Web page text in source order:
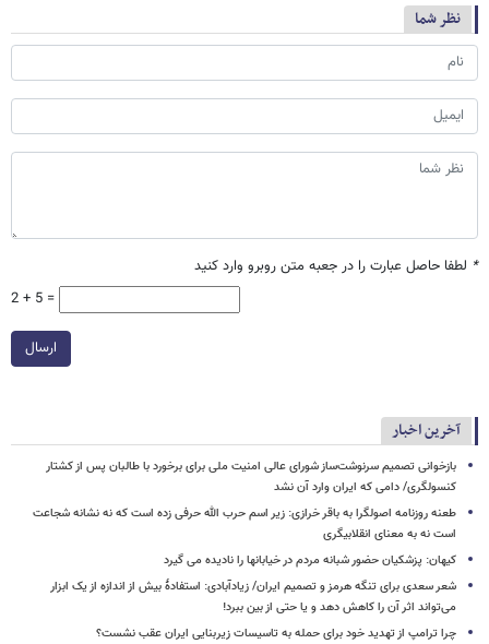
نظر شما
* لطفا حاصل عبارت را در جعبه متن روبرو وارد کنید
2 + 5 =
ارسال
آخرین اخبار
بازخوانی تصمیم سرنوشت‌ساز شورای عالی امنیت ملی برای برخورد با طالبان پس از کشتار
کنسولگری/ دامی که ایران وارد آن نشد
طعنه روزنامه اصولگرا به باقر خرازی: زیر اسم حرب الله حرفی زده است که نه نشانه شجاعت
است نه به معنای انقلابیگری
کیهان: پزشکیان حضور شبانه مردم در خیابانها را نادیده می گیرد
شعر سعدی برای تنگه هرمز و تصمیم ایران/ زیادآبادی: استفادهٔ بیش از اندازه از یک ابزار
می‌تواند اثر آن را کاهش دهد و یا حتی از بین ببرد!
چرا ترامپ از تهدید خود برای حمله به تاسیسات زیربنایی ایران عقب نشست؟